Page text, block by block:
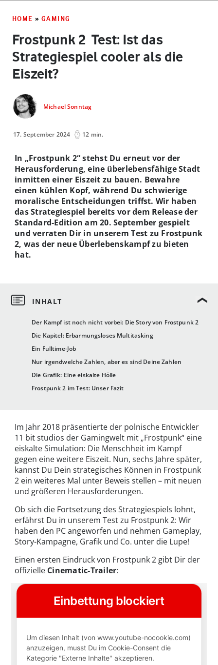
HOME » GAMING
Frostpunk 2 ­ Test: Ist das
Strategiespiel cooler als die
Eiszeit?
Michael Sonntag
17. September 2024 12 min.
Der Kampf ist noch nicht vorbei: Die Story von Frostpunk 2
Die Kapitel: Erbarmungsloses Multitasking
Ein Fulltime-Job
Nur irgendwelche Zahlen, aber es sind Deine Zahlen
Die Grafik: Eine eiskalte Hölle
Frostpunk 2 im Test: Unser Fazit
In „Frostpunk 2“ stehst Du erneut vor der
Herausforderung, eine überlebensfähige Stadt
inmitten einer Eiszeit zu bauen. Bewahre
einen kühlen Kopf, während Du schwierige
moralische Entscheidungen triffst. Wir haben
das Strategiespiel bereits vor dem Release der
Standard-Edition am 20. September gespielt
und verraten Dir in unserem Test zu Frostpunk
2, was der neue Überlebenskampf zu bieten
hat.
Im Jahr 2018 präsentierte der polnische Entwickler
11 bit studios der Gamingwelt mit „Frostpunk“ eine
eiskalte Simulation: Die Menschheit im Kampf
gegen eine weitere Eiszeit. Nun, sechs Jahre später,
kannst Du Dein strategisches Können in Frostpunk
2 ein weiteres Mal unter Beweis stellen – mit neuen
und größeren Herausforderungen.
Ob sich die Fortsetzung des Strategiespiels lohnt,
erfährst Du in unserem Test zu Frostpunk 2: Wir
haben den PC angeworfen und nehmen Gameplay,
Story-Kampagne, Grafik und Co. unter die Lupe!
Einen ersten Eindruck von Frostpunk 2 gibt Dir der
offizielle Cinematic-Trailer: